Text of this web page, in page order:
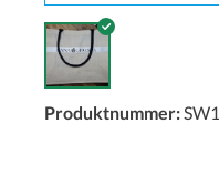
Produktnummer: